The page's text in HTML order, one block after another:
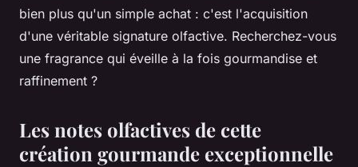
bien plus qu'un simple achat : c'est l'acquisition
d'une véritable signature olfactive. Recherchez-vous
une fragrance qui éveille à la fois gourmandise et
raffinement ?
Les notes olfactives de cette
création gourmande exceptionnelle